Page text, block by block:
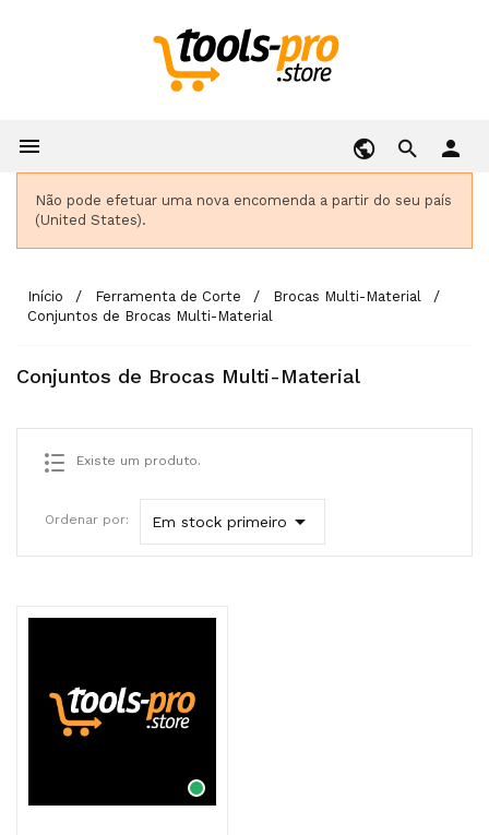
 person
Não pode efetuar uma nova encomenda a partir do seu país
(United States).
Início Ferramenta de Corte
Brocas Multi-Material
Conjuntos de Brocas Multi-Material
Conjuntos de Brocas Multi-Material
Existe um produto.
Ordenar por: Em stock primeiro 